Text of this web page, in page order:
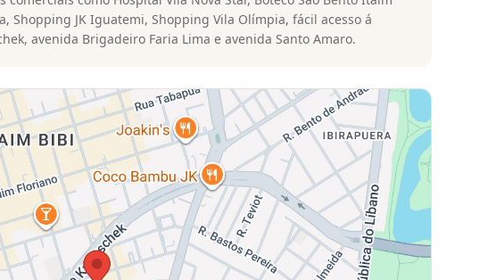
Shopping JK Iguatemi, Shopping Vila Olímpia, fácil acesso á
avenida Brigadeiro Faria Lima e avenida Santo Amaro.